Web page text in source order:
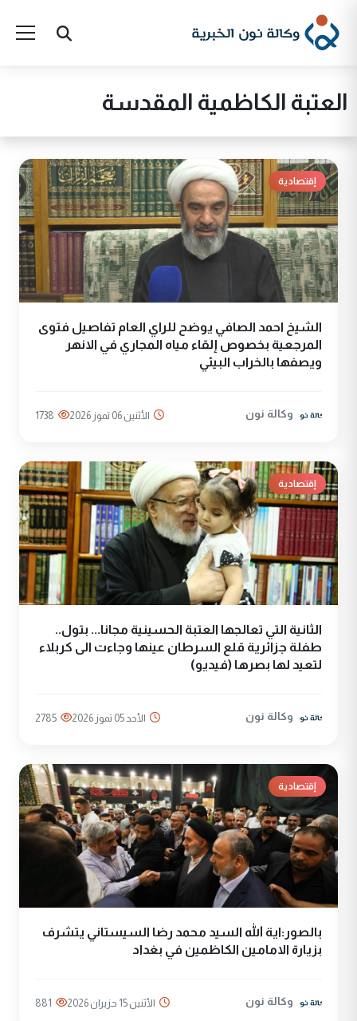
العتبة الكاظمية المقدسة
إقتصادية
الشيخ احمد الصافي يوضح للراي العام تفاصيل فتوى
المرجعية بخصوص إلقاء مياه المجاري في الانهر
ويصفها بالخراب البيئي
وكالة نون الأثنين 06 تموز 2026 1738
إقتصادية
الثانية التي تعالجها العتبة الحسينية مجانا... بتول..
طفلة جزائرية قلع السرطان عينها وجاءت الى كربلاء
لتعيد لها بصرها (فيديو)
وكالة نون الأحد 05 تموز 2026 2785
إقتصادية
بالصور:اية الله السيد محمد رضا السيستاني يتشرف
بزيارة الامامين الكاظمين في بغداد
وكالة نون الأثنين 15 حزيران 2026 881